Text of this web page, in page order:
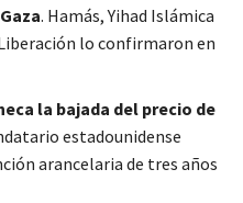
. Hamás, Yihad Islámica
lo confirmaron en
la bajada del precio de
estadounidense
arancelaria de tres años